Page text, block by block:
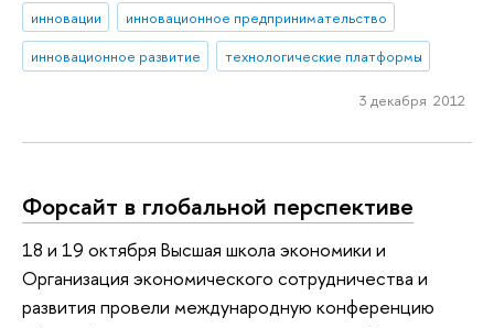
инновации
инновационное предпринимательство
инновационное развитие
технологические платформы
3 декабря 2012
Форсайт в глобальной перспективе
18 и 19 октября Высшая школа экономики и
Организация экономического сотрудничества и
развития провели международную конференцию